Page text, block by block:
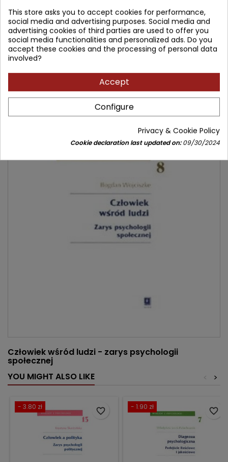
pomaganie innym i agresja, funkcjonowanie grup społecznych i
zróżnicowanie płci - to wszystko składa się na 12 rozdziałów
obejmujących niemal cały kanon tej dyscypliny. Autor przyjął, że
Czytelnika książki o wiele bardziej interesują ludzie niż
wewnętrzne problemy zajmującej się nimi nauki. Dlatego unika
rozważań definicyjnych i szczegółów metodologicznych.
rządzących ludzką psychiką i postępowaniem, starając się
pokazać, w jak fascynujący sposób psychologia społeczna
odpowiada na pytanie, kim jest człowiek.
See next edition:
Człowiek wśród ludzi - zarys psychologii
społecznej
YOU MIGHT ALSO LIKE
>
<
- 3.80 zł favorite_border - 1.90 zł favorite_border
This store asks you to accept cookies for performance,
social media and advertising purposes. Social media and
advertising cookies of third parties are used to offer you
social media functionalities and personalized ads. Do you
accept these cookies and the processing of personal data
involved?
Accept
Configure
Privacy & Cookie Policy
Cookie declaration last updated on:09/30/2024